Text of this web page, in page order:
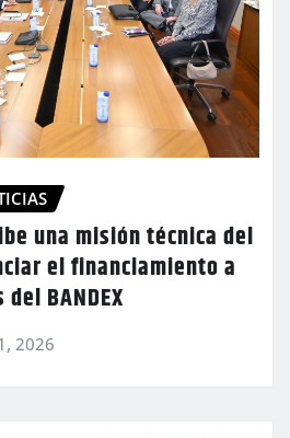
una misión técnica del
el financiamiento a
BANDEX
2026